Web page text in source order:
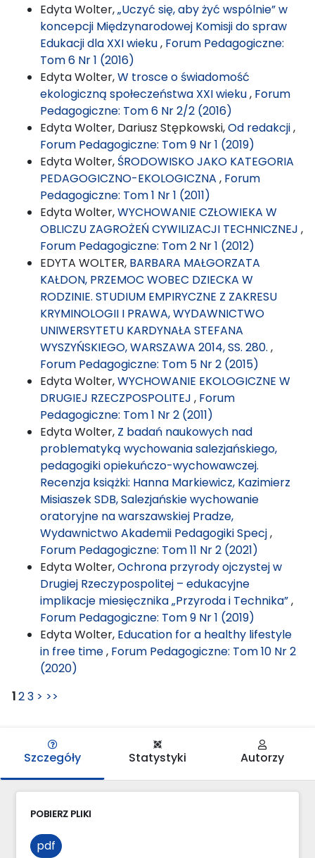
Edyta Wolter,„Uczyć się, aby żyć wspólnie” w
koncepcji Międzynarodowej Komisji do spraw
Edukacji dla XXI wieku, Forum Pedagogiczne:
Tom 6 Nr 1 (2016)
Edyta Wolter,W trosce o świadomość
ekologiczną społeczeństwa XXI wieku, Forum
Pedagogiczne: Tom 6 Nr 2/2 (2016)
Edyta Wolter, Dariusz Stępkowski,Od redakcji,
Forum Pedagogiczne: Tom 9 Nr 1 (2019)
Edyta Wolter, ŚRODOWISKO JAKO KATEGORIA
PEDAGOGICZNO-EKOLOGICZNA , Forum
Pedagogiczne: Tom 1 Nr 1 (2011)
Edyta Wolter,WYCHOWANIE CZŁOWIEKA W
OBLICZU ZAGROŻEŃ CYWILIZACJI TECHNICZNEJ ,
Forum Pedagogiczne: Tom 2 Nr 1 (2012)
EDYTA WOLTER, BARBARA MAŁGORZATA
KAŁDON, PRZEMOC WOBEC DZIECKA W
RODZINIE. STUDIUM EMPIRYCZNE Z ZAKRESU
KRYMINOLOGII I PRAWA, WYDAWNICTWO
UNIWERSYTETU KARDYNAŁA STEFANA
WYSZYŃSKIEGO, WARSZAWA 2014, SS. 280. ,
Forum Pedagogiczne: Tom 5 Nr 2 (2015)
Edyta Wolter,WYCHOWANIE EKOLOGICZNE W
DRUGIEJ RZECZPOSPOLITEJ , Forum
Pedagogiczne: Tom 1 Nr 2 (2011)
Edyta Wolter, Z badań naukowych nad
problematyką wychowania salezjańskiego,
pedagogiki opiekuńczo-wychowawczej.
Recenzja książki: Hanna Markiewicz, Kazimierz
Misiaszek SDB, Salezjańskie wychowanie
oratoryjne na warszawskiej Pradze,
Wydawnictwo Akademii Pedagogiki Specj,
Forum Pedagogiczne: Tom 11 Nr 2 (2021)
Edyta Wolter,Ochrona przyrody ojczystej w
Drugiej Rzeczypospolitej – edukacyjne
implikacje miesięcznika „Przyroda i Technika”,
Forum Pedagogiczne: Tom 9 Nr 1 (2019)
Edyta Wolter, Education for a healthy lifestyle
in free time, Forum Pedagogiczne: Tom 10 Nr 2
(2020)
123 > >>
Szczegóły Statystyki Autorzy
POBIERZ PLIKI
pdf